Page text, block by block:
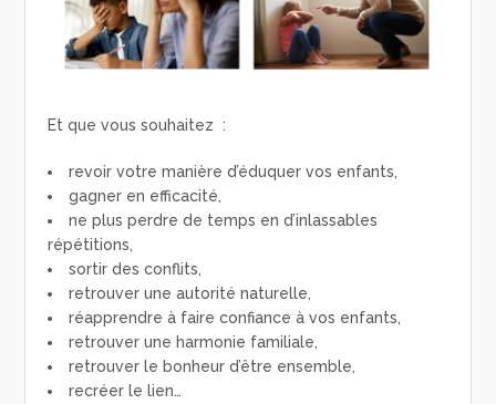
Et que vous souhaitez :
revoir votre manière d’éduquer vos enfants,
gagner en efficacité,
ne plus perdre de temps en d’inlassables
répétitions,
sortir des conflits,
retrouver une autorité naturelle,
réapprendre à faire confiance à vos enfants,
retrouver une harmonie familiale,
retrouver le bonheur d’être ensemble,
recréer le lien…